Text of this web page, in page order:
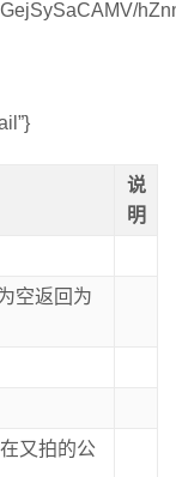
说
明
空返回为
又拍的公